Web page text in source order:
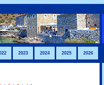
2023 2024 2025 2026